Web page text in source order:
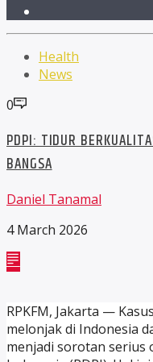
Health
News
0
PDPI: TIDUR
BANGSA
Daniel Tanamal
4 March 2026
RPKFM, Jakarta —
melonjak di Indonesia
menjadi sorotan serius